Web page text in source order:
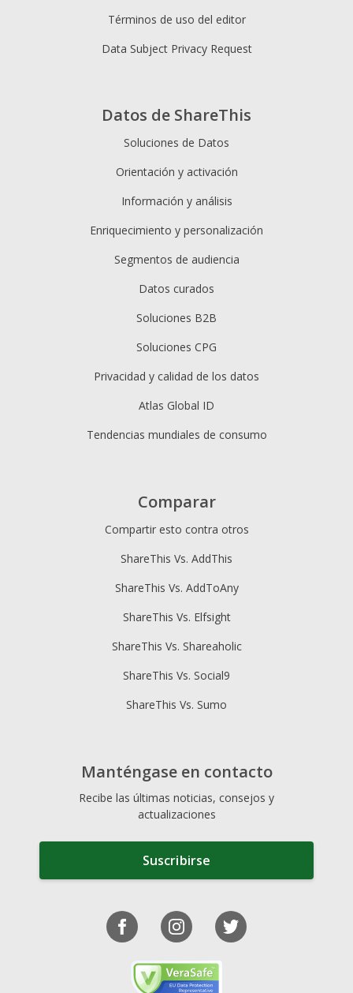
Datos de ShareThis
Soluciones de Datos
Orientación y activación
Información y análisis
Enriquecimiento y personalización
Segmentos de audiencia
Datos curados
Soluciones B2B
Soluciones CPG
Privacidad y calidad de los datos
Atlas Global ID
Tendencias mundiales de consumo
Términos de uso del editor
Data Subject Privacy Request
Comparar
Compartir esto contra otros
ShareThis Vs. AddThis
ShareThis Vs. AddToAny
ShareThis Vs. Elfsight
ShareThis Vs. Shareaholic
ShareThis Vs. Social9
ShareThis Vs. Sumo
Manténgase en contacto
Recibe las últimas noticias, consejos y
actualizaciones
Suscribirse